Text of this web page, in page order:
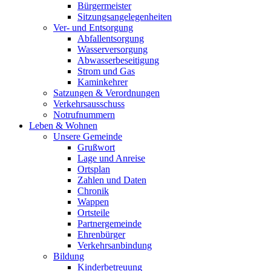
Bürgermeister
Sitzungsangelegenheiten
Ver- und Entsorgung
Abfallentsorgung
Wasserversorgung
Abwasserbeseitigung
Strom und Gas
Kaminkehrer
Satzungen & Verordnungen
Verkehrsausschuss
Notrufnummern
Leben & Wohnen
Unsere Gemeinde
Grußwort
Lage und Anreise
Ortsplan
Zahlen und Daten
Chronik
Wappen
Ortsteile
Partnergemeinde
Ehrenbürger
Verkehrsanbindung
Bildung
Kinderbetreuung